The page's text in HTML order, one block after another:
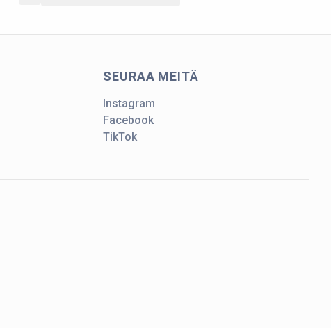
SEURAA MEITÄ
Instagram
Facebook
TikTok